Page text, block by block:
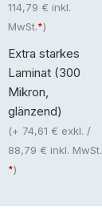
114,79 € inkl.
MwSt. )
Extra starkes
Laminat (300
Mikron,
glänzend)
(+ 74,61 € exkl. /
88,79 € inkl. MwSt.
)